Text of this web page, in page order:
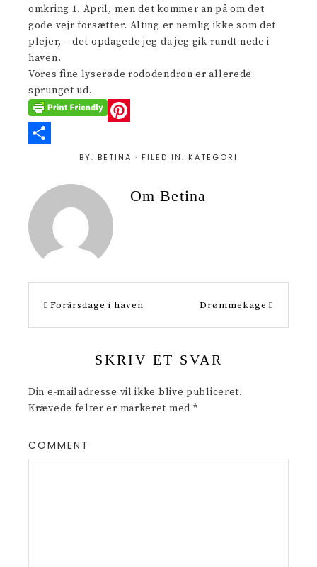
omkring 1. April, men det kommer an på om det
gode vejr forsætter. Alting er nemlig ikke som det
plejer, – det opdagede jeg da jeg gik rundt nede i
haven.
Vores fine lyserøde rododendron er allerede
sprunget ud.
P
e
r
r
e
BY: BETINA · FILED IN: KATEGORI
OmBetina
Forårsdage i haven Drømmekage
SKRIV ET SVAR
Din e-mailadresse vil ikke blive publiceret.
Krævede felter er markeret med *
COMMENT